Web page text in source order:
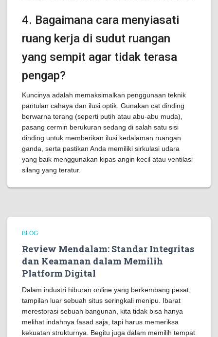
4. Bagaimana cara menyiasati
ruang kerja di sudut ruangan
yang sempit agar tidak terasa
pengap?
Kuncinya adalah memaksimalkan penggunaan teknik
pantulan cahaya dan ilusi optik. Gunakan cat dinding
berwarna terang (seperti putih atau abu-abu muda),
pasang cermin berukuran sedang di salah satu sisi
dinding untuk memberikan ilusi kedalaman ruangan
ganda, serta pastikan Anda memiliki sirkulasi udara
yang baik menggunakan kipas angin kecil atau ventilasi
silang yang teratur.
BLOG
Review Mendalam: Standar Integritas
dan Keamanan dalam Memilih
Platform Digital
Dalam industri hiburan online yang berkembang pesat,
tampilan luar sebuah situs seringkali menipu. Ibarat
merestorasi sebuah bangunan, kita tidak bisa hanya
melihat indahnya fasad saja, tapi harus memeriksa
kekuatan strukturnya. Begitu juga dalam memilih tempat